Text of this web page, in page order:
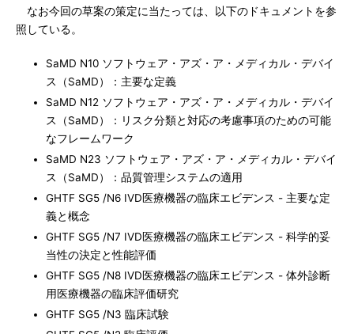
なお今回の草案の策定に当たっては、以下のドキュメントを参
照している。
SaMD N10 ソフトウェア・アズ・ア・メディカル・デバイ
ス（SaMD）：主要な定義
SaMD N12 ソフトウェア・アズ・ア・メディカル・デバイ
ス（SaMD）：リスク分類と対応の考慮事項のための可能
なフレームワーク
SaMD N23 ソフトウェア・アズ・ア・メディカル・デバイ
ス（SaMD）：品質管理システムの適用
GHTF SG5 /N6 IVD医療機器の臨床エビデンス - 主要な定
義と概念
GHTF SG5 /N7 IVD医療機器の臨床エビデンス - 科学的妥
当性の決定と性能評価
GHTF SG5 /N8 IVD医療機器の臨床エビデンス - 体外診断
用医療機器の臨床評価研究
GHTF SG5 /N3 臨床試験